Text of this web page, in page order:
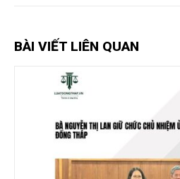
BÀI VIẾT LIÊN QUAN